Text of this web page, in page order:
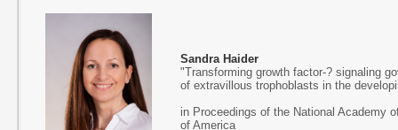
Sandra Haider
"Transforming growth factor-? signaling
of extravillous trophoblasts in the
in Proceedings of the National Academy
of America